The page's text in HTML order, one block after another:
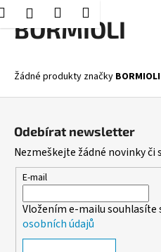
Přejít
HledatPřihlášení
Nákupní
košík
Menu
BORMIOLI
Žádné produkty značky BORMIOLI
K
o
Zpět
Zpět
C
o
o
t
ř
e
b
u
Odebírat newsletter
Nezmeškejte žádné novinky či
E-mail
Vložením e-mailu souhlasíte
osobních údajů